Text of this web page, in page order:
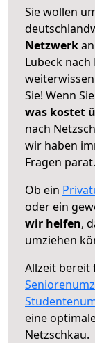
Sie wollen
Netzwerk
Lübeck
Sie! Wenn
was kostet
nach
wir haben
Fragen parat.
Ob ein
oder ein
wir helfen,
umziehen
Allzeit bereit
eine
Netzschkau.